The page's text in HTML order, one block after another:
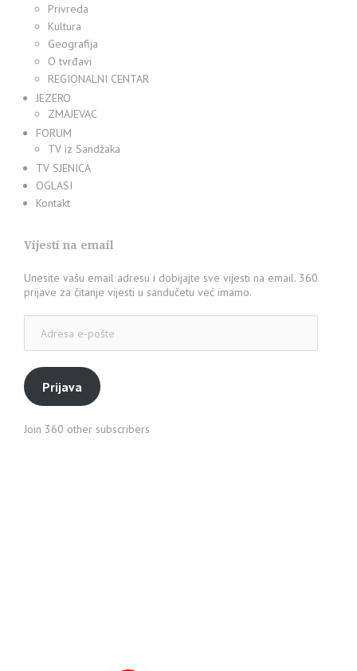
Privreda
Kultura
Geografija
O tvrđavi
REGIONALNI CENTAR
JEZERO
ZMAJEVAC
FORUM
TV iz Sandžaka
TV SJENICA
OGLASI
Kontakt
Vijesti na email
Unesite vašu email adresu i dobijajte sve vijesti na email. 360
prijave za čitanje vijesti u sandučetu već imamo.
pošte
Prijava
Join 360 other subscribers